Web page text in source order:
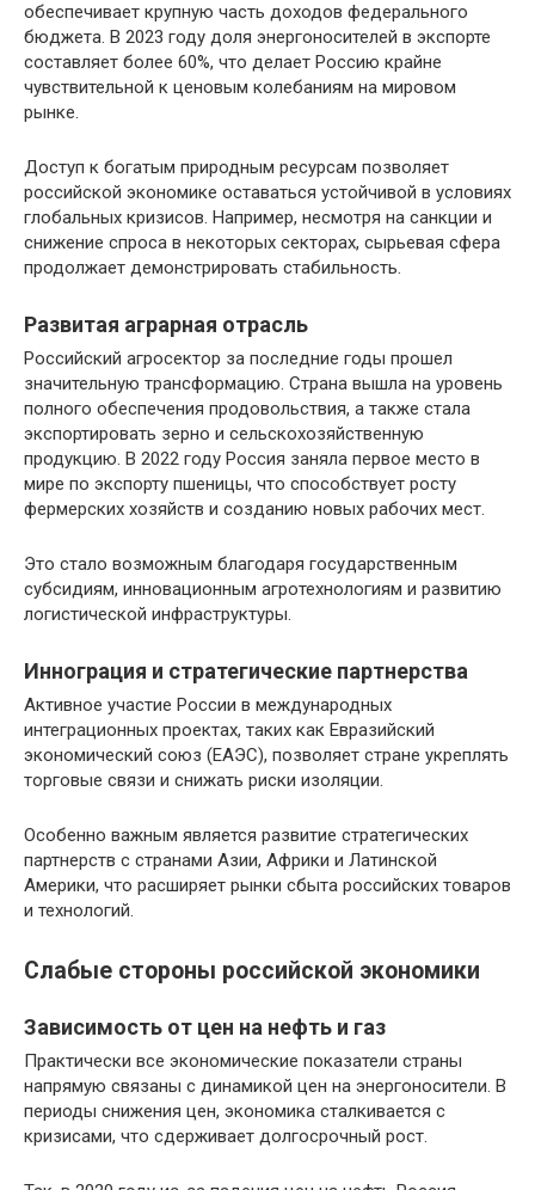
обеспечивает крупную часть доходов федерального
бюджета. В 2023 году доля энергоносителей в экспорте
составляет более 60%, что делает Россию крайне
чувствительной к ценовым колебаниям на мировом
рынке.
Доступ к богатым природным ресурсам позволяет
российской экономике оставаться устойчивой в условиях
глобальных кризисов. Например, несмотря на санкции и
снижение спроса в некоторых секторах, сырьевая сфера
продолжает демонстрировать стабильность.
Развитая аграрная отрасль
Российский агросектор за последние годы прошел
значительную трансформацию. Страна вышла на уровень
полного обеспечения продовольствия, а также стала
экспортировать зерно и сельскохозяйственную
продукцию. В 2022 году Россия заняла первое место в
мире по экспорту пшеницы, что способствует росту
фермерских хозяйств и созданию новых рабочих мест.
Это стало возможным благодаря государственным
субсидиям, инновационным агротехнологиям и развитию
логистической инфраструктуры.
Иннограция и стратегические партнерства
Активное участие России в международных
интеграционных проектах, таких как Евразийский
экономический союз (ЕАЭС), позволяет стране укреплять
торговые связи и снижать риски изоляции.
Особенно важным является развитие стратегических
партнерств с странами Азии, Африки и Латинской
Америки, что расширяет рынки сбыта российских товаров
и технологий.
Слабые стороны российской экономики
Зависимость от цен на нефть и газ
Практически все экономические показатели страны
напрямую связаны с динамикой цен на энергоносители. В
периоды снижения цен, экономика сталкивается с
кризисами, что сдерживает долгосрочный рост.